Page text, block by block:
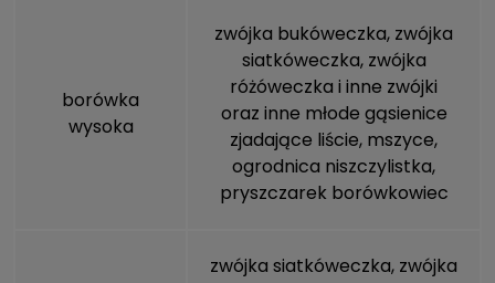
borówka
wysoka
zwójka bukóweczka, zwójka
siatkóweczka, zwójka
różóweczka i inne zwójki
oraz inne młode gąsienice
zjadające liście, mszyce,
ogrodnica niszczylistka,
pryszczarek borówkowiec
zwójka siatkóweczka, zwójka